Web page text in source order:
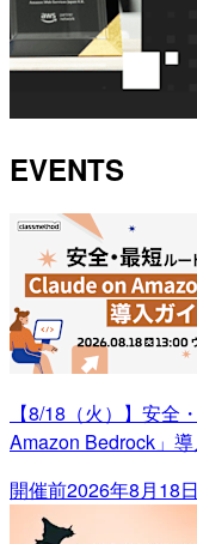
EVENTS
【8/18（火）】安全
Amazon Bedrock」
開催前2026年8月18